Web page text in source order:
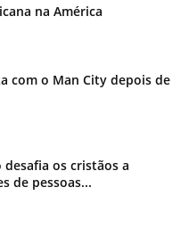
na América
com o Man City depois de
desafia os cristãos a
de pessoas...